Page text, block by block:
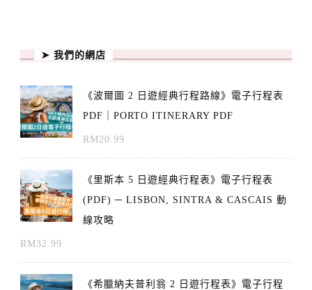
➤ 我們的網店
《波爾圖 2 日遊經典行程路線》電子行程表
PDF｜PORTO ITINERARY PDF
RM20.99
《里斯本 5 日遊經典行程表》電子行程表
(PDF) ─ LISBON, SINTRA & CASCAIS 動
線攻略
RM32.99
《希臘納夫普利翁 2 日遊行程表》電子行程